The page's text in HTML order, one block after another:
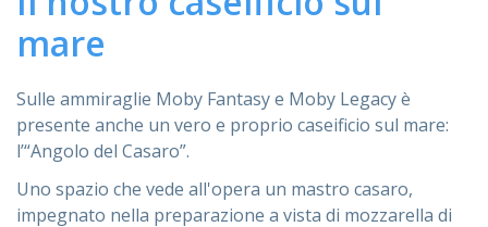
mare
Sulle ammiraglie Moby Fantasy e Moby Legacy è
presente anche un vero e proprio caseificio sul mare:
l’“Angolo del Casaro”.
Uno spazio che vede all'opera un mastro casaro,
impegnato nella preparazione a vista di mozzarella di